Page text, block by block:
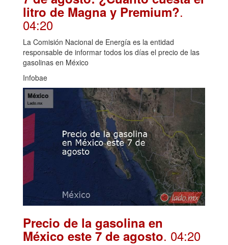
litro de Magna y Premium?.
04:20
La Comisión Nacional de Energía es la entidad
responsable de informar todos los días el precio de las
gasolinas en México
Infobae
Precio de la gasolina en
México este 7 de agosto. 04:20